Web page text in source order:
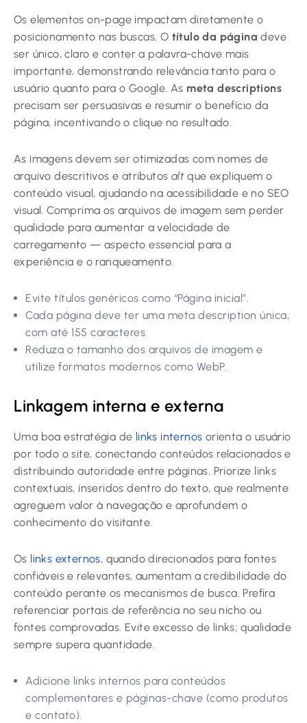
Os elementos on-page impactam diretamente o
posicionamento nas buscas. O título da página deve
ser único, claro e conter a palavra-chave mais
importante, demonstrando relevância tanto para o
usuário quanto para o Google. As meta descriptions
precisam ser persuasivas e resumir o benefício da
página, incentivando o clique no resultado.
As imagens devem ser otimizadas com nomes de
arquivo descritivos e atributos alt que expliquem o
conteúdo visual, ajudando na acessibilidade e no SEO
visual. Comprima os arquivos de imagem sem perder
qualidade para aumentar a velocidade de
carregamento — aspecto essencial para a
experiência e o ranqueamento.
Evite títulos genéricos como “Página inicial”.
Cada página deve ter uma meta description única,
com até 155 caracteres.
Reduza o tamanho dos arquivos de imagem e
utilize formatos modernos como WebP.
Linkagem interna e externa
Uma boa estratégia de links internos orienta o usuário
por todo o site, conectando conteúdos relacionados e
distribuindo autoridade entre páginas. Priorize links
contextuais, inseridos dentro do texto, que realmente
agreguem valor à navegação e aprofundem o
conhecimento do visitante.
Os links externos, quando direcionados para fontes
confiáveis e relevantes, aumentam a credibilidade do
conteúdo perante os mecanismos de busca. Prefira
referenciar portais de referência no seu nicho ou
fontes comprovadas. Evite excesso de links; qualidade
sempre supera quantidade.
Adicione links internos para conteúdos
complementares e páginas-chave (como produtos
e contato).